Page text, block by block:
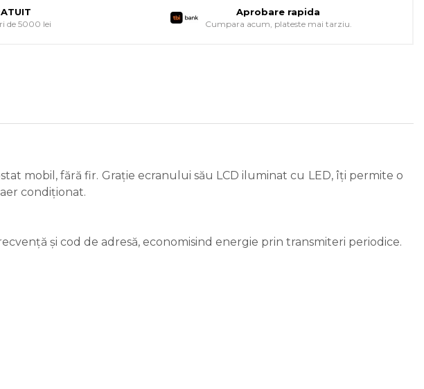
de 5000 lei
Aprobare rapida
Cumpara acum, plateste mai tarziu.
mobil, fără fir. Grație ecranului său LCD iluminat cu LED, îți permite o
condiționat.
și cod de adresă, economisind energie prin transmiteri periodice.